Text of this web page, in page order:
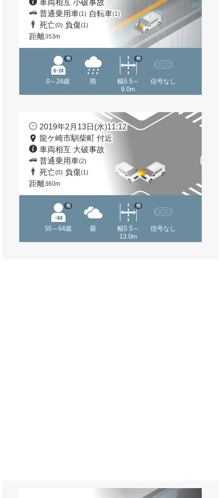
車両相互 小破事故
普通乗用車(1) 自転車(1)
死亡(0) 負傷(1)
距離353m
0～24歳
他
雨
幅5.5～
9.0m
他
信号なし
2019年2月13日(水)11:12
龍ケ崎市馴柴町 付近
車両相互 大破事故
普通乗用車(2)
死亡(0) 負傷(1)
距離360m
55～64歳
他
曇
幅5.5～
13.0m
他
信号なし